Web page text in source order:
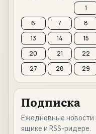
1
6
7 8
13
14 15
20
21 22
27
28 29
Подписка
Ежедневные новости
ящике и RSS-ридере.